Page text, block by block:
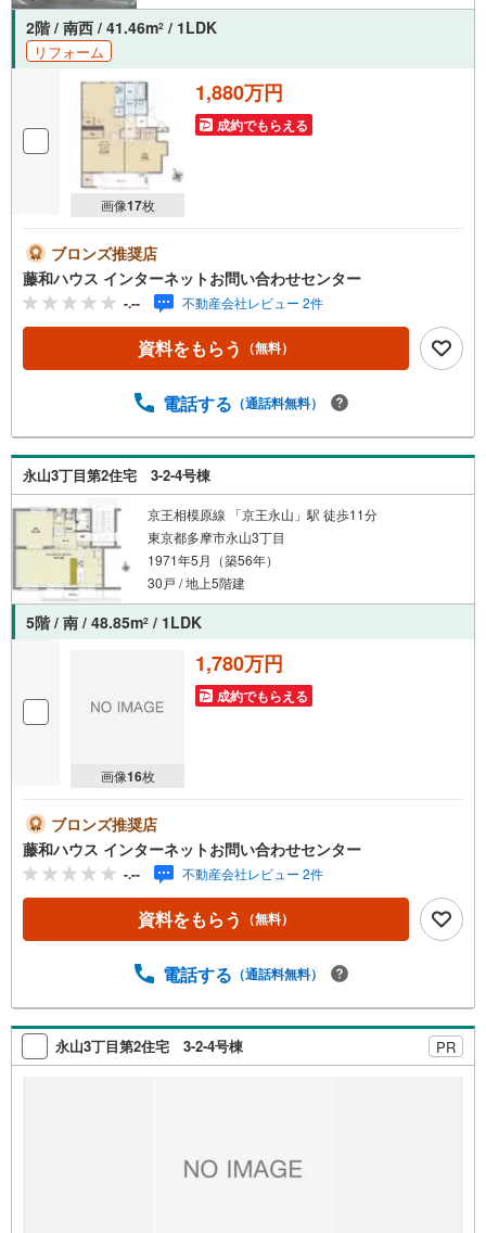
2階 / 南西 / 41.46m2 / 1LDK
リフォーム
画像17枚
1,880万円
成約でもらえる
ブロンズ推奨店
藤和ハウス インターネットお問い合わせセンター
-.-- 不動産会社レビュー 2件
資料をもらう （無料）
電話する （通話料無料）
永山3丁目第2住宅 3-2-4号棟
京王相模原線 「京王永山」駅 徒歩11分
東京都多摩市永山3丁目
1971年5月（築56年）
30戸 / 地上5階建
5階 / 南 / 48.85m2 / 1LDK
画像16枚
1,780万円
成約でもらえる
ブロンズ推奨店
藤和ハウス インターネットお問い合わせセンター
-.-- 不動産会社レビュー 2件
資料をもらう （無料）
電話する （通話料無料）
永山3丁目第2住宅 3-2-4号棟 PR